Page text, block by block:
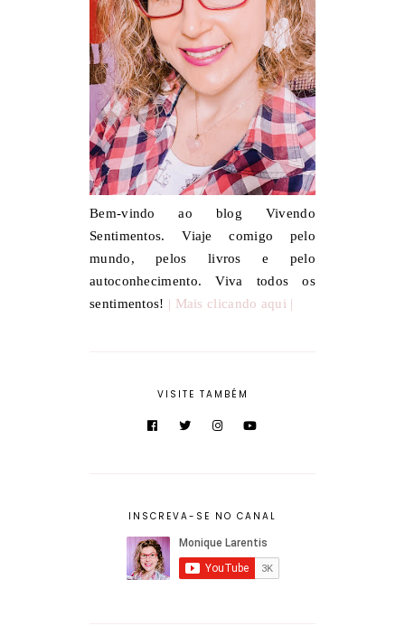
Bem-vindo ao blog Vivendo
Sentimentos. Viaje comigo pelo
mundo, pelos livros e pelo
autoconhecimento. Viva todos os
sentimentos! | Mais clicando aqui |
VISITE TAMBÉM
INSCREVA-SE NO CANAL